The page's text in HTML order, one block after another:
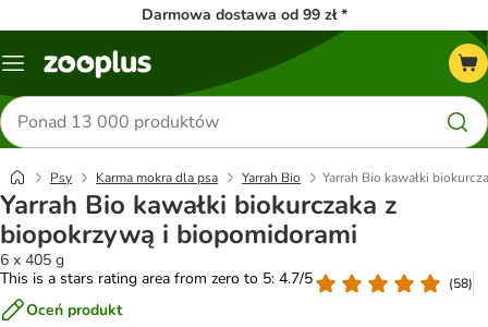
Darmowa dostawa od 99 zł *
Menu
Szukaj
produktów
Psy Karma mokra dla psa Yarrah Bio Yarrah Bio kawałki
Yarrah Bio kawałki biokurczaka z
biopokrzywą i biopomidorami
6 x 405 g
This is a stars rating area from zero to 5: 4.7/5
(58)
Oceń produkt